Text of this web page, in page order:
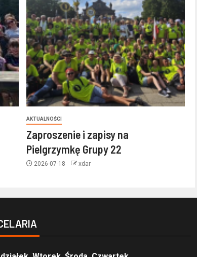
AKTUALNOŚCI
Zaproszenie i zapisy na
Pielgrzymkę Grupy 22
2026-07-18 xdar